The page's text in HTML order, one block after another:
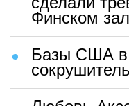
Финском
Базы США в